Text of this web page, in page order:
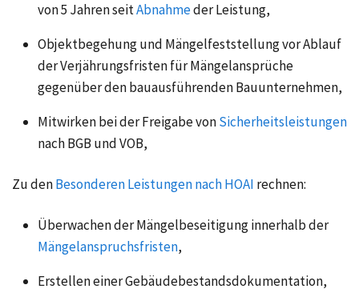
von 5 Jahren seitAbnahmeder Leistung,
Objektbegehung und Mängelfeststellung vor Ablauf
der Verjährungsfristen für Mängelansprüche
gegenüber den bauausführenden Bauunternehmen,
Mitwirken bei der Freigabe vonSicherheitsleistungen
nach BGB und VOB,
Zu denBesonderen Leistungen nach HOAI rechnen:
Überwachen der Mängelbeseitigung innerhalb der
Mängelanspruchsfristen,
Erstellen einer Gebäudebestandsdokumentation,